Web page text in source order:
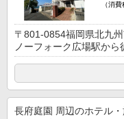
（消
〒801-0854福岡県北九
ノーフォーク広場駅から
長府庭園 周辺のホテル